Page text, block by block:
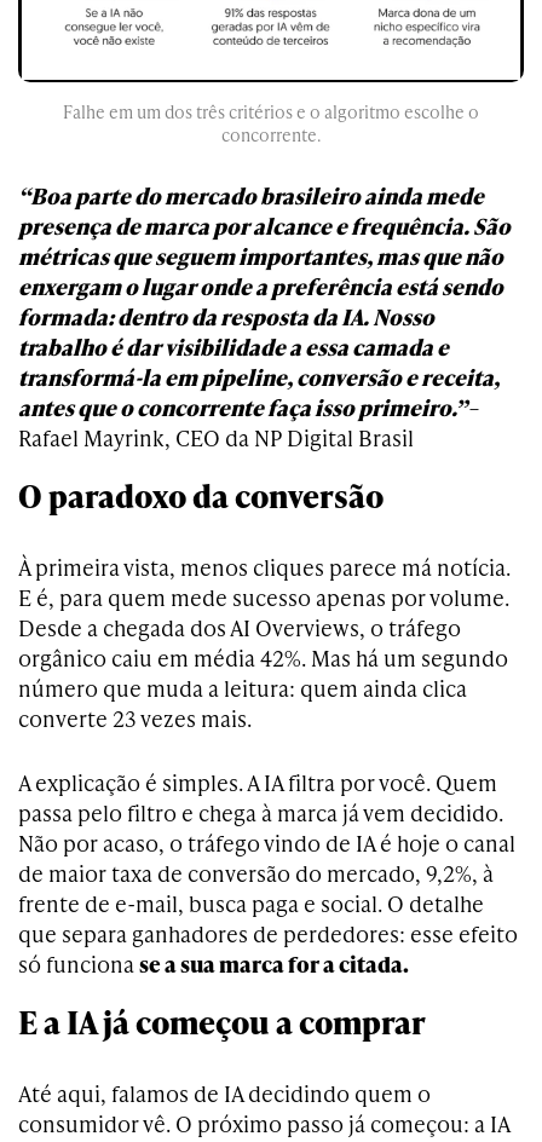
Falhe em um dos três critérios e o algoritmo escolhe o
concorrente.
“Boa parte do mercado brasileiro ainda mede
presença de marca por alcance e frequência. São
métricas que seguem importantes, mas que não
enxergam o lugar onde a preferência está sendo
formada: dentro da resposta da IA. Nosso
trabalho é dar visibilidade a essa camada e
transformá-la em pipeline, conversão e receita,
antes que o concorrente faça isso primeiro.”–
Rafael Mayrink, CEO da NP Digital Brasil
O paradoxo da conversão
À primeira vista, menos cliques parece má notícia.
E é, para quem mede sucesso apenas por volume.
Desde a chegada dos AI Overviews, o tráfego
orgânico caiu em média 42%. Mas há um segundo
número que muda a leitura: quem ainda clica
converte 23 vezes mais.
A explicação é simples. A IA filtra por você. Quem
passa pelo filtro e chega à marca já vem decidido.
Não por acaso, o tráfego vindo de IA é hoje o canal
de maior taxa de conversão do mercado, 9,2%, à
frente de e-mail, busca paga e social. O detalhe
que separa ganhadores de perdedores: esse efeito
só funcionase a sua marca for a citada.
E a IA já começou a comprar
Até aqui, falamos de IA decidindo quem o
consumidor vê. O próximo passo já começou: a IA